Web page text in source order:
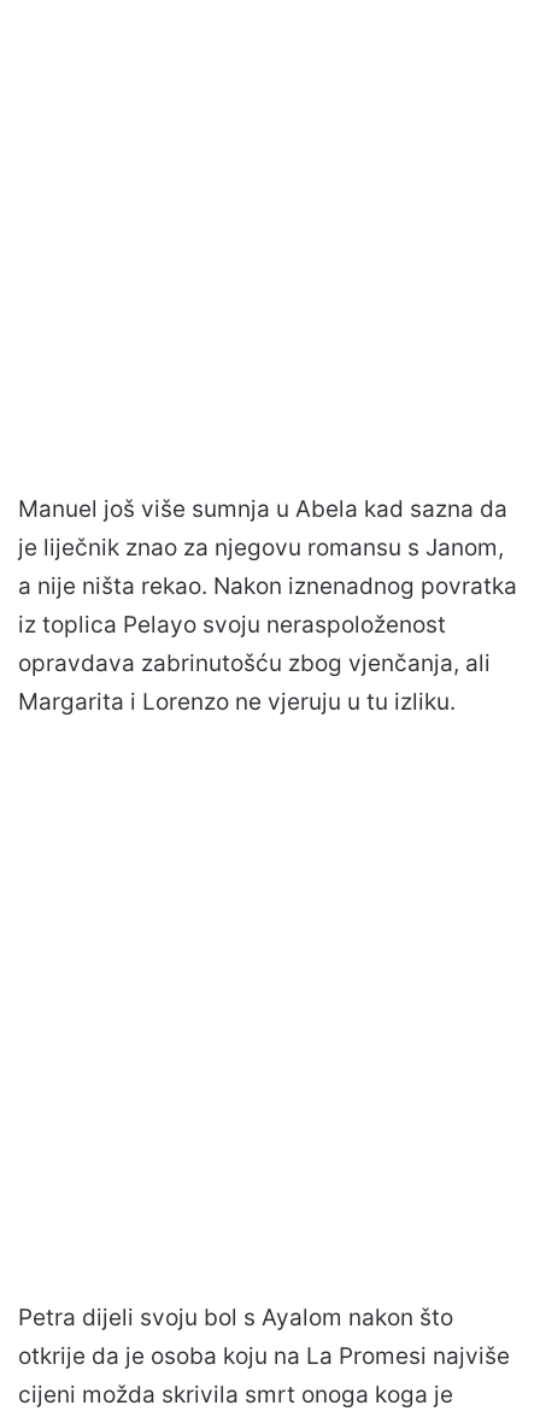
Manuel još više sumnja u Abela kad sazna da
je liječnik znao za njegovu romansu s Janom,
a nije ništa rekao. Nakon iznenadnog povratka
iz toplica Pelayo svoju neraspoloženost
opravdava zabrinutošću zbog vjenčanja, ali
Margarita i Lorenzo ne vjeruju u tu izliku.
Petra dijeli svoju bol s Ayalom nakon što
otkrije da je osoba koju na La Promesi najviše
cijeni možda skrivila smrt onoga koga je